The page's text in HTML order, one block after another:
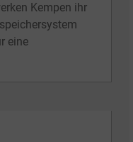
Kempen ihr
eine